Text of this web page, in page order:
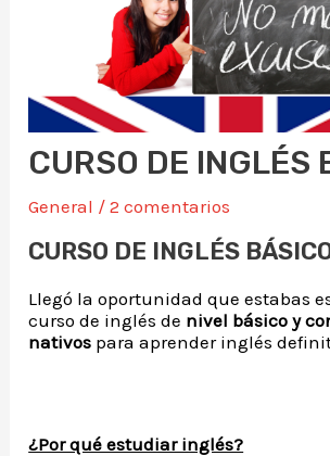
CURSO DE INGLÉS
General /2 comentarios
CURSO DE INGLÉS
Llegó la oportunidad que estabas
curso de inglés de nivel básico y
nativos para aprender inglés
¿Por qué estudiar inglés?